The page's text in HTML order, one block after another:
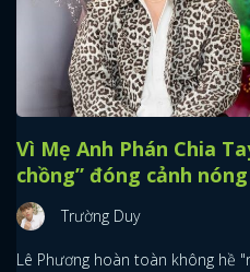
Vì Mẹ Anh Phán Chia
chồng” đóng cảnh nóng
Trường Duy
Lê Phương hoàn toàn không hề